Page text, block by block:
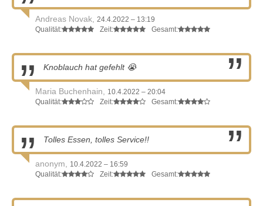
Andreas Novak,
24.4.2022 – 13:19
Qualität:
Zeit: Gesamt:
Knoblauch hat gefehlt 😭
Maria Buchenhain,
10.4.2022 – 20:04
Qualität:
Zeit: Gesamt:
Tolles Essen, tolles Service!!
anonym,
10.4.2022 – 16:59
Qualität:
Zeit: Gesamt: